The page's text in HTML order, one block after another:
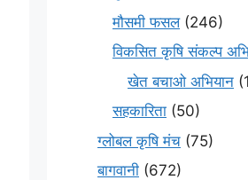
मौसमी फसल(246)
विकसित कृषि संकल्प
खेत बचाओ अभियान
सहकारिता (50)
ग्लोबल कृषि मंच (75)
बागवानी (672)